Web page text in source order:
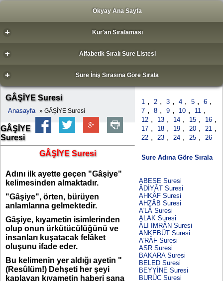
Okyay Ana Sayfa
+ Kur'an Sıralaması
+ Alfabetik Sıralı Sure Listesi
+ Sure İniş Sırasına Göre Sırala
GÂŞİYE Suresi
Anasayfa » GÂŞİYE Suresi
GÂŞİYE
Suresi
GÂŞİYE Suresi
Adını ilk ayette geçen "Gâşiye"
kelimesinden almaktadır.
"Gâşiye", örten, bürüyen
anlamlarına gelmektedir.
Gâşiye, kıyametin isimlerinden
olup onun ürkütücülüğünü ve
insanları kuşatacak felâket
oluşunu ifade eder.
Bu kelimenin yer aldığı ayetin "
(Resûlüm!) Dehşeti her şeyi
kaplayan kıyametin haberi sana
1 , 2 , 3 , 4 , 5 , 6 ,
7 , 8 , 9 , 10 , 11 ,
12 , 13 , 14 , 15 , 16 ,
17 , 18 , 19 , 20 , 21 ,
22 , 23 , 24 , 25 , 26
Sure Adına Göre Sırala
ABESE Suresi
ÂDİYÂT Suresi
AHKÂF Suresi
AHZÂB Suresi
A'LÂ Suresi
ALAK Suresi
ÂLİ İMRÂN Suresi
ANKEBÛT Suresi
A'RÂF Suresi
ASR Suresi
BAKARA Suresi
BELED Suresi
BEYYİNE Suresi
BURÛC Suresi